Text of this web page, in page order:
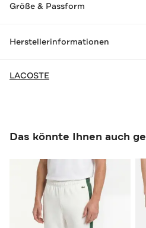
Größe & Passform
Herstellerinformationen
LACOSTE
Das könnte Ihnen auch